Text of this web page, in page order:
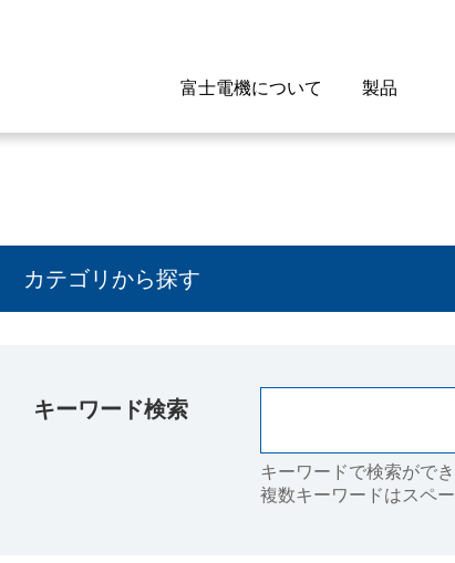
富士電機について
経営の考え方
企業活動
製品
特高高圧 受配電設備
監視制御システム
財務・業績
環境
高卒採用情報
企業情報について
カテゴリから探す
キーワード検索
キーワードで検索がで
複数キーワードはスペ